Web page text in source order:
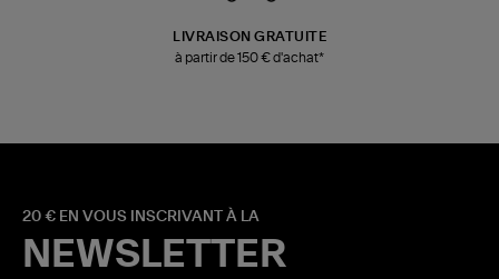
LIVRAISON GRATUITE
à partir de 150 € d'achat*
20 € EN VOUS INSCRIVANT À LA
NEWSLETTER